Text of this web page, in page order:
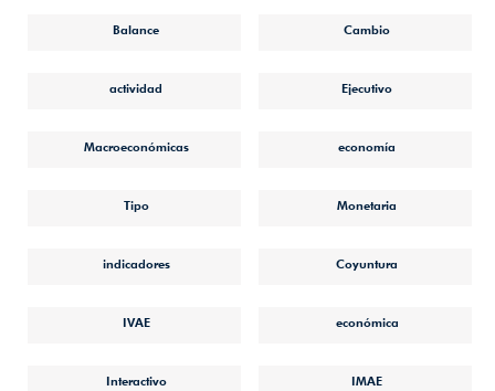
Balance Cambio
actividad Ejecutivo
Macroeconómicas economía
Tipo Monetaria
indicadores Coyuntura
IVAE económica
Interactivo IMAE